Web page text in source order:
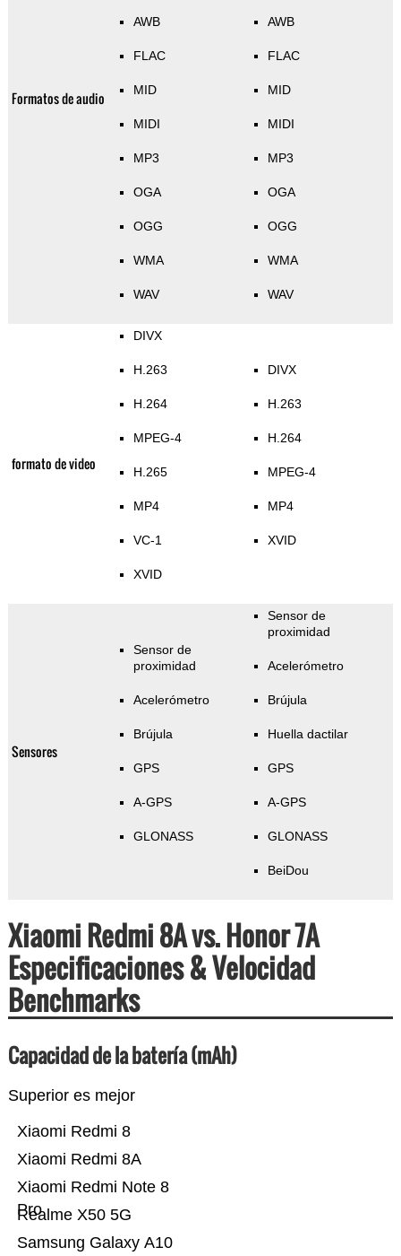
Formatos de audio
AWB
FLAC
MID
MIDI
MP3
OGA
OGG
WMA
WAV
AWB
FLAC
MID
MIDI
MP3
OGA
OGG
WMA
WAV
formato de video
DIVX
H.263
H.264
MPEG-4
H.265
MP4
VC-1
XVID
DIVX
H.263
H.264
MPEG-4
MP4
XVID
Sensores
Sensor de
proximidad
Acelerómetro
Brújula
GPS
A-GPS
GLONASS
Sensor de
proximidad
Acelerómetro
Brújula
Huella dactilar
GPS
A-GPS
GLONASS
BeiDou
Xiaomi Redmi 8A vs. Honor 7A
Especificaciones & Velocidad
Benchmarks
Capacidad de la batería (mAh)
Superior es mejor
Samsung Galaxy A10
Realme X50 5G
Xiaomi Redmi Note 8
Pro
Xiaomi Redmi 8A
Xiaomi Redmi 8